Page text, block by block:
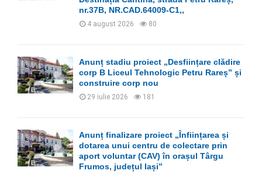
nr.37B, NR.CAD.64009-C1,,
4 august 2026 80
Anunț stadiu proiect „Desființare clădire
corp B Liceul Tehnologic Petru Rareș” și
construire corp nou
29 iulie 2026 181
Anunț finalizare proiect „Înființarea și
dotarea unui centru de colectare prin
aport voluntar (CAV) în orașul Târgu
Frumos, județul Iași”